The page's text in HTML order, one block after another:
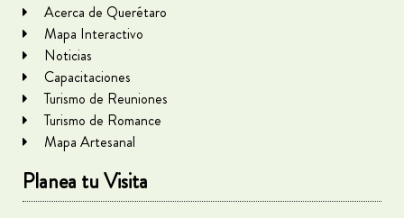
Acerca de Querétaro
Mapa Interactivo
Noticias
Capacitaciones
Turismo de Reuniones
Turismo de Romance
Mapa Artesanal
Planea tu Visita